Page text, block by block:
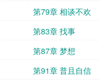
第79章 相谈不欢
第83章 找事
第87章 梦想
第91章 普且自信